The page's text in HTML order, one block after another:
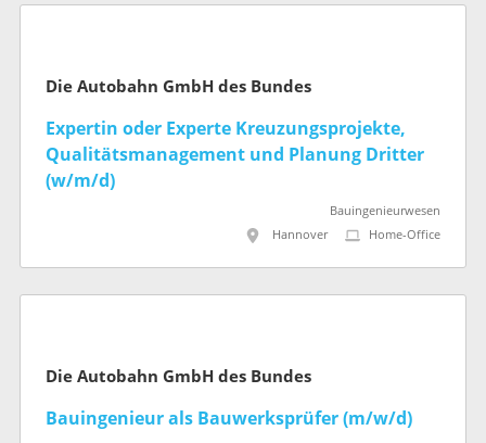
Die Autobahn GmbH des Bundes
Expertin oder Experte Kreuzungsprojekte,
Qualitätsmanagement und Planung Dritter
(w/m/d)
Bauingenieurwesen
Hannover
Home-Office
Die Autobahn GmbH des Bundes
Bauingenieur als Bauwerksprüfer (m/w/d)